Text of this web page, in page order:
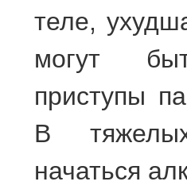
теле,
могут
приступы
В
начаться